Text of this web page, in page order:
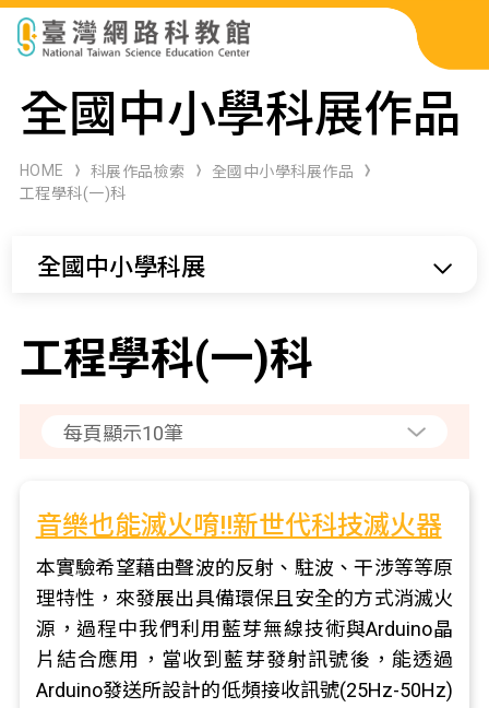
科展作品檢索
科學研習月刊
全國中小學科展作品
HOME 科展作品檢索
全國中小學科展作品
工程學科(一)科
全國中小學科展
工程學科(一)科
音樂也能滅火唷!!新世代科技滅火器
本實驗希望藉由聲波的反射、駐波、干涉等等原
理特性，來發展出具備環保且安全的方式消滅火
源，過程中我們利用藍芽無線技術與Arduino晶
片結合應用，當收到藍芽發射訊號後，能透過
Arduino發送所設計的低頻接收訊號(25Hz-50Hz)